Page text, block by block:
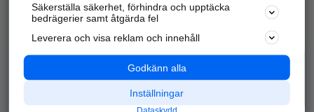
Alla kategorier
Populära sökningar
API & Kartor
Annonsera
Integritet
Nödnummer
Säkerställa säkerhet, förhindra och upptäcka
bedrägerier samt åtgärda fel
Leverera och visa reklam och innehåll
Godkänn alla
Inställningar
Dataskydd